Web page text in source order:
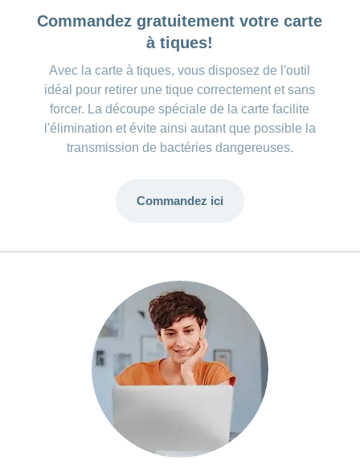
Commandez gratuitement votre carte
à tiques!
Avec la carte à tiques, vous disposez de l'outil
idéal pour retirer une tique correctement et sans
forcer. La découpe spéciale de la carte facilite
l'élimination et évite ainsi autant que possible la
transmission de bactéries dangereuses.
Commandez ici